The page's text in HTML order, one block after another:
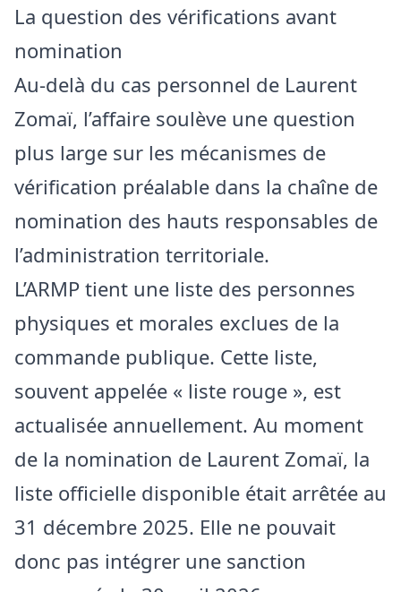
La question des vérifications avant
nomination
Au-delà du cas personnel de Laurent
Zomaï, l’affaire soulève une question
plus large sur les mécanismes de
vérification préalable dans la chaîne de
nomination des hauts responsables de
l’administration territoriale.
L’ARMP tient une liste des personnes
physiques et morales exclues de la
commande publique. Cette liste,
souvent appelée « liste rouge », est
actualisée annuellement. Au moment
de la nomination de Laurent Zomaï, la
liste officielle disponible était arrêtée au
31 décembre 2025. Elle ne pouvait
donc pas intégrer une sanction